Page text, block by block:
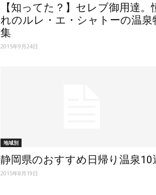
【知ってた？】セレブ御用達。
れのルレ・エ・シャトーの温泉
集
2015年9月24日
地域別
静岡県のおすすめ日帰り温泉10
2015年8月19日